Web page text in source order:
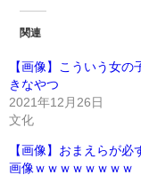
関連
【画像】こういう女の
きなやつ
2021年12月26日
文化
【画像】おまえらが必
画像ｗｗｗｗｗｗｗｗ